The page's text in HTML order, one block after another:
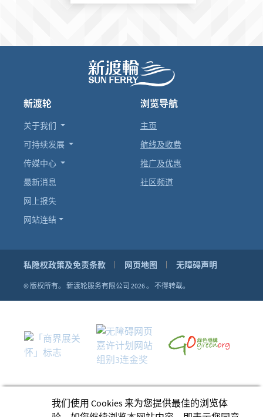
新渡轮
关于我们
可持续发展
传媒中心
最新消息
网上报失
网站连结
浏览导航
主页
航线及收费
推广及优惠
社区频道
私隐权政策及免责条款 网页地图 无障碍声明
© 版权所有。 新渡轮服务有限公司 2026 。 不得转载。
我们使用 Cookies 来为您提供最佳的浏览体